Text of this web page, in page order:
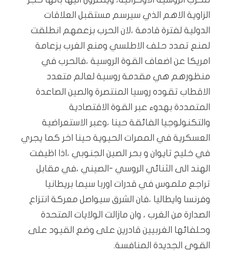
الزاوية الاهم الذي سيرسم مستقبل العلاقات
الدولية لفترة قادمة ،لان الحرب بزعمهم انطلقت
لمنع تمدد حلف الاطلسي ومنع الغرب بزعامة
امريكا عن اضعاف القوة الروسية ،فالحرب في
منظورهم هي مقدمة روسية لعالم متعدد
الاقطاب تقوده روسيا المنتصرة والصين الصاعدة
المتمددة بهدوء عبر القوة الاقتصادية
والتكنولوجيا الفائقة حينا ،وعبر الاستعراضية
العسكرية في الممرات الحيوية حينا اخر كما يجري
في خليج تايوان و بحر الصين الجنوبي ،اذا اظيفت
الهند الى الثنائي الروسي -الصيني ،في مقابل
تراجع ملموس في قدرات اوربا سيما بريطانيا
وفرنسا وايطاليا ،فان الشرق سيواصل معركة انتزاع
الصدارة من الغرب ، وان مازالت الولايات المتحدة
وحلفائها الغربيين قادرين على وضع القيود على
القوى الجديدة المنافسة.